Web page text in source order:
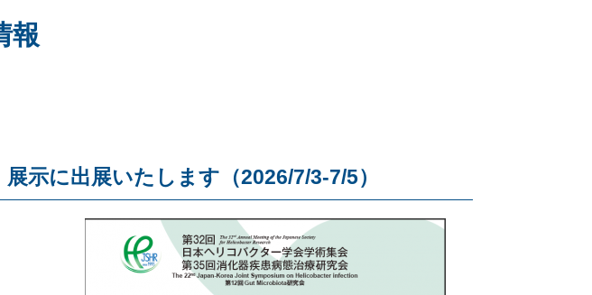
報
示に出展いたします（2026/7/3-7/5）